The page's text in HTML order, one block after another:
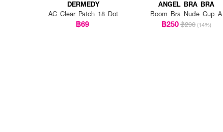
DERMEDY
AC Clear Patch 18 Dot
฿69
ANGEL BRA BRA
Boom Bra Nude Cup A
฿250฿290 (14%)